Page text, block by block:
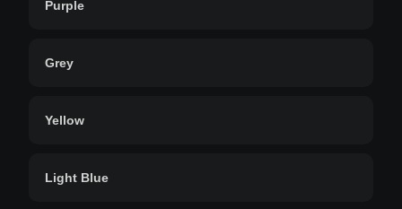
Purple
Grey
Yellow
Light Blue